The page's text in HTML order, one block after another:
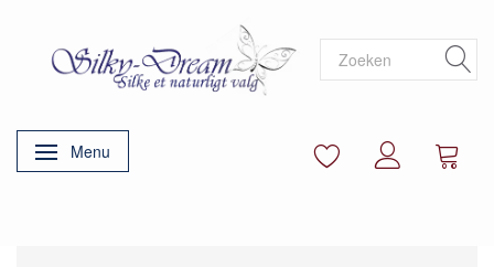
Navigatie in-/uitschakelen
Menu